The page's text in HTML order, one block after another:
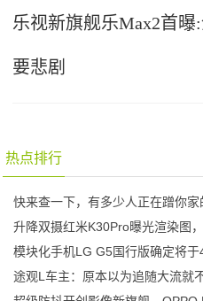
乐视新旗舰乐Max2首
要悲剧
热点排行
快来查一下，有多少人正在蹭你家
升降双摄红米K30Pro曝光渲染图
模块化手机LG G5国行版确定将于
途观L车主：原本以为追随大流就